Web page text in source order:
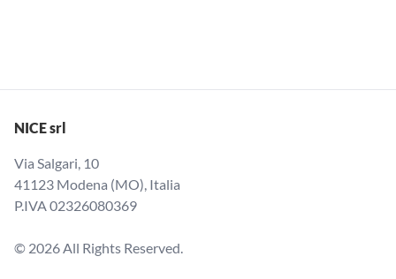
NICE srl
Via Salgari, 10
41123 Modena (MO), Italia
P.IVA 02326080369
© 2026 All Rights Reserved.